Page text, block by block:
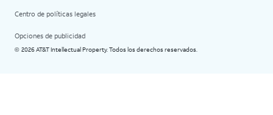
Centro de políticas legales
Opciones de publicidad
© 2026 AT&T Intellectual Property. Todos los derechos reservados.